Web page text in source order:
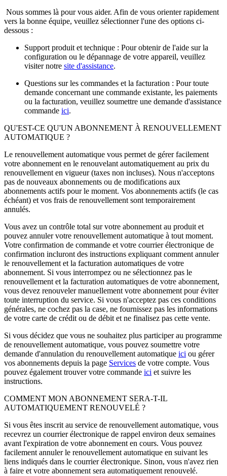
Nous sommes là pour vous aider. Afin de vous orienter rapidement
vers la bonne équipe, veuillez sélectionner l'une des options ci-
dessous :
Support produit et technique : Pour obtenir de l'aide sur la
configuration ou le dépannage de votre appareil, veuillez
visiter notre site d'assistance.
Questions sur les commandes et la facturation : Pour toute
demande concernant une commande existante, les paiements
ou la facturation, veuillez soumettre une demande d'assistance
commande ici.
QU'EST-CE QU'UN ABONNEMENT À RENOUVELLEMENT
AUTOMATIQUE ?
Le renouvellement automatique vous permet de gérer facilement
votre abonnement en le renouvelant automatiquement au prix du
renouvellement en vigueur (taxes non incluses). Nous n'acceptons
pas de nouveaux abonnements ou de modifications aux
abonnements actifs pour le moment. Vos abonnements actifs (le cas
échéant) et vos frais de renouvellement sont temporairement
annulés.
Vous avez un contrôle total sur votre abonnement au produit et
pouvez annuler votre renouvellement automatique à tout moment.
Votre confirmation de commande et votre courrier électronique de
confirmation incluront des instructions expliquant comment annuler
le renouvellement et la facturation automatiques de votre
abonnement. Si vous interrompez ou ne sélectionnez pas le
renouvellement et la facturation automatiques de votre abonnement,
vous devez renouveler manuellement votre abonnement pour éviter
toute interruption du service. Si vous n'acceptez pas ces conditions
générales, ne cochez pas la case, ne fournissez pas les informations
de votre carte de crédit ou de débit et ne finalisez pas cette vente.
Si vous décidez que vous ne souhaitez plus participer au programme
de renouvellement automatique, vous pouvez soumettre votre
demande d'annulation du renouvellement automatique ici ou gérer
vos abonnements depuis la page Services de votre compte. Vous
pouvez également trouver votre commande ici et suivre les
instructions.
COMMENT MON ABONNEMENT SERA-T-IL
AUTOMATIQUEMENT RENOUVELÉ ?
Si vous êtes inscrit au service de renouvellement automatique, vous
recevrez un courrier électronique de rappel environ deux semaines
avant l'expiration de votre abonnement en cours. Vous pouvez
facilement annuler le renouvellement automatique en suivant les
liens indiqués dans le courrier électronique. Sinon, vous n'avez rien
à faire et votre abonnement sera automatiquement renouvelé.